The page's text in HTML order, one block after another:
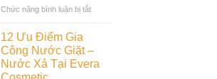
Chuyên
Chức năng bình luận bị tắtở
Công
12 Ưu Điểm Gia
Công Nước Giặt –
Nước Xả Tại Evera